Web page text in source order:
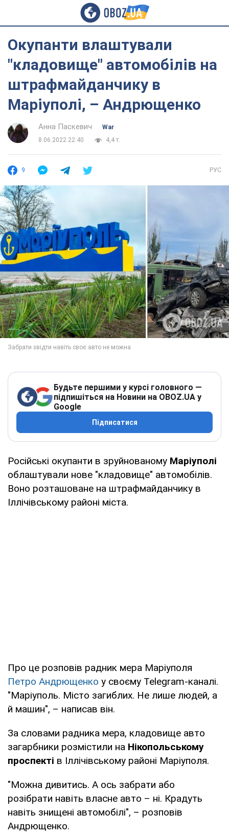
Окупанти влаштували
"кладовище" автомобілів на
штрафмайданчику в
Маріуполі, – Андрющенко
Анна Паскевич
War
8.06.2022 22:40
4,4 т.
9 РУС
Будьте першими у курсі головного —
підпишіться на Новини на OBOZ.UA у
Google
Підписатися
Російські окупанти в зруйнованому Маріуполі
облаштували нове "кладовище" автомобілів.
Воно розташоване на штрафмайданчику в
Іллічівському районі міста.
Про це розповів радник мера Маріуполя
Петро Андрющенко у своєму Telegram-каналі.
"Маріуполь. Місто загиблих. Не лише людей, а
й машин", – написав він.
За словами радника мера, кладовище авто
загарбники розмістили на Нікопольському
проспекті в Іллічівському районі Маріуполя.
"Можна дивитись. А ось забрати або
розібрати навіть власне авто – ні. Крадуть
навіть знищені автомобілі", – розповів
Андрющенко.